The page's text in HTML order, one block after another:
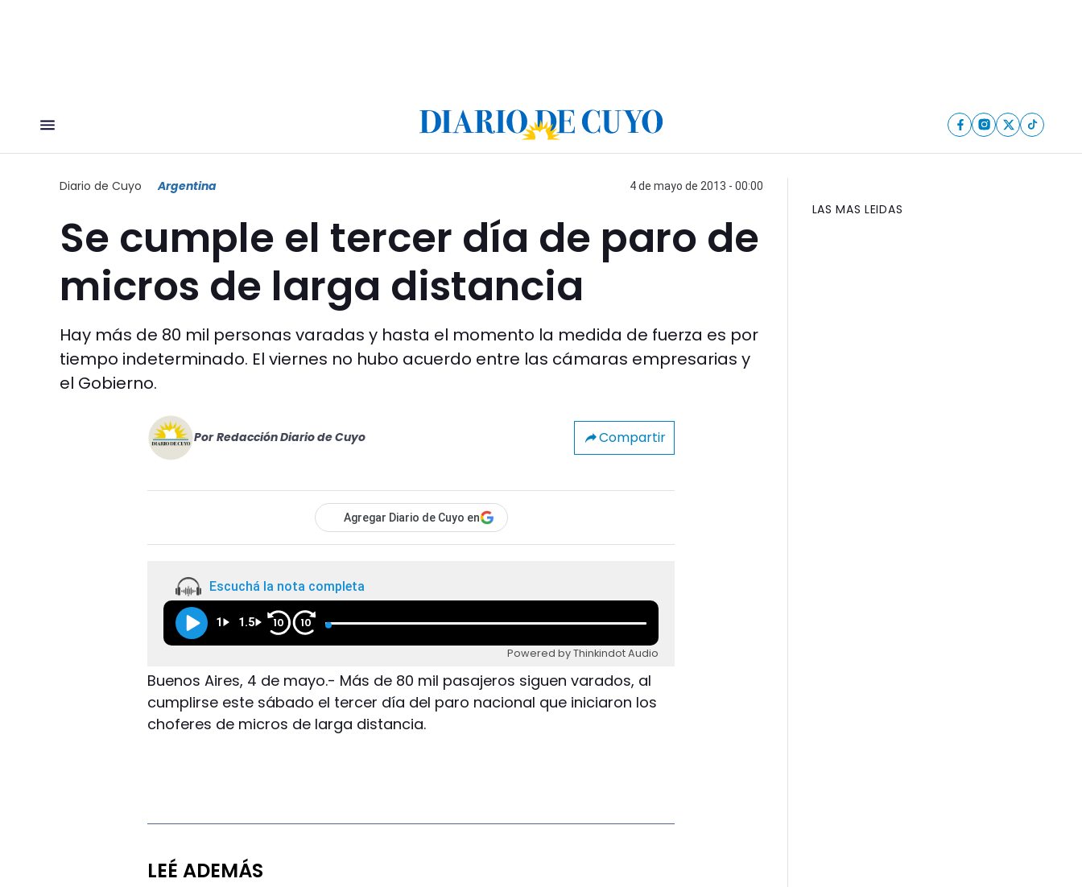
Diario de Cuyo Argentina 4 de mayo de 2013 - 00:00
Se cumple el tercer día de paro de
micros de larga distancia
Hay más de 80 mil personas varadas y hasta el momento la medida de fuerza es por
tiempo indeterminado. El viernes no hubo acuerdo entre las cámaras empresarias y
el Gobierno.
Por Redacción Diario de Cuyo Compartir
Agregar Diario de Cuyo en
Escuchá la nota completa
1 1.5 10 10
Powered by Thinkindot Audio
Buenos Aires, 4 de mayo.- Más de 80 mil pasajeros siguen varados, al
cumplirse este sábado el tercer día del paro nacional que iniciaron los
choferes de micros de larga distancia.
LEÉ ADEMÁS
LAS MAS LEIDAS